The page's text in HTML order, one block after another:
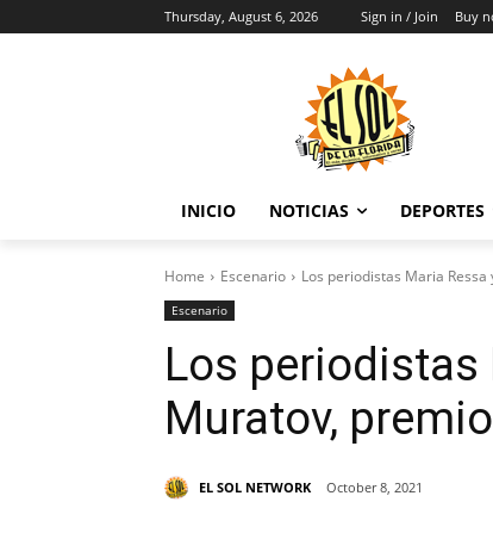
Thursday, August 6, 2026 Sign in / Join Buy
INICIO NOTICIAS DEPORTES
Home Escenario Los periodistas Maria
Escenario
Los periodistas
Muratov,
EL SOL NETWORK October 8, 2021